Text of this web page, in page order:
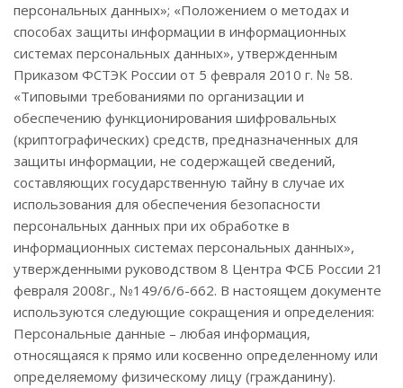
персональных данных»; «Положением о методах и
способах защиты информации в информационных
системах персональных данных», утвержденным
Приказом ФСТЭК России от 5 февраля 2010 г. № 58.
«Типовыми требованиями по организации и
обеспечению функционирования шифровальных
(криптографических) средств, предназначенных для
защиты информации, не содержащей сведений,
составляющих государственную тайну в случае их
использования для обеспечения безопасности
персональных данных при их обработке в
информационных системах персональных данных»,
утвержденными руководством 8 Центра ФСБ России 21
февраля 2008г., №149/6/6-662. В настоящем документе
используются следующие сокращения и определения:
Персональные данные – любая информация,
относящаяся к прямо или косвенно определенному или
определяемому физическому лицу (гражданину).